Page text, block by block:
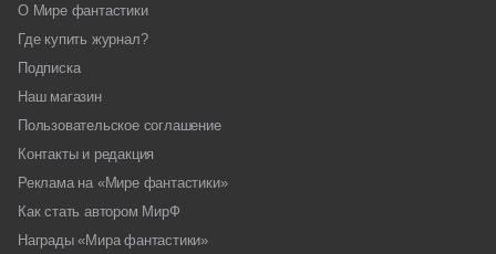
О Мире фантастики
Где купить журнал?
Подписка
Наш магазин
Пользовательское соглашение
Контакты и редакция
Реклама на «Мире фантастики»
Как стать автором МирФ
Награды «Мира фантастики»